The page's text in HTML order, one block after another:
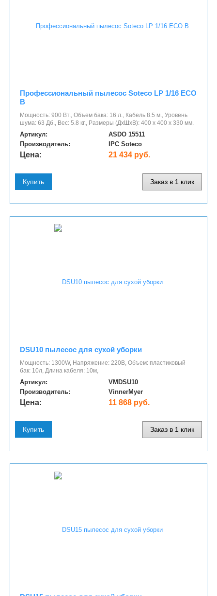
Профессиональный пылесос Soteco LP 1/16 ECO
B
Мощность: 900 Вт., Объем бака: 16 л., Кабель 8.5 м., Уровень
шума: 63 Дб., Вес: 5.8 кг., Размеры (ДхШхВ): 400 х 400 х 330 мм.
Артикул:
ASDO 15511
Производитель:
IPC Soteco
Цена: 21 434 руб.
Купить Заказ в 1 клик
DSU10 пылесос для сухой уборки
Мощность: 1300W, Напряжение: 220В, Объем: пластиковый
бак: 10л, Длина кабеля: 10м,
Артикул:
VMDSU10
Производитель:
VinnerMyer
Цена: 11 868 руб.
Купить Заказ в 1 клик